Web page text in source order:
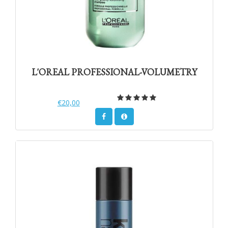
L'OREAL PROFESSIONAL-VOLUMETRY
€20,00